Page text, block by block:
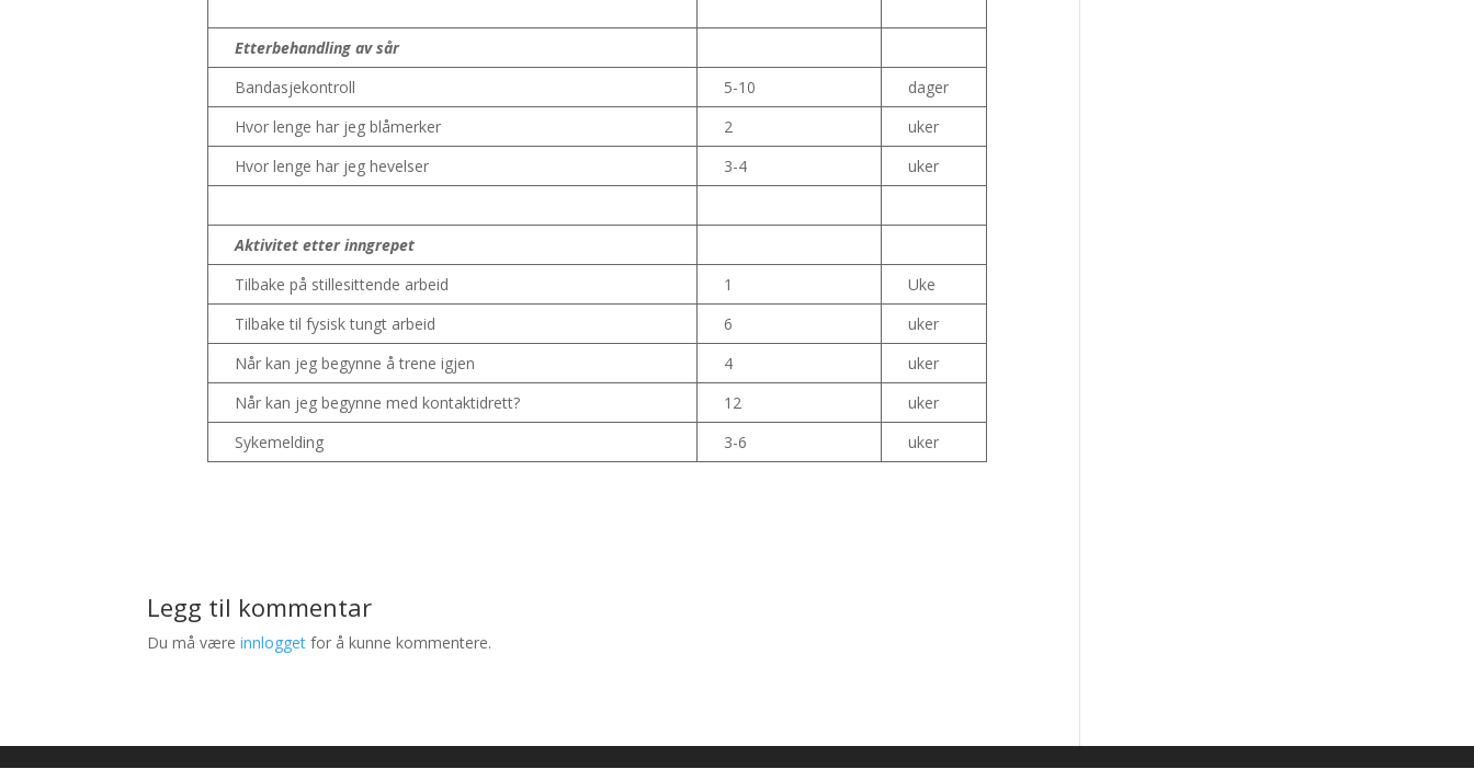
Etterbehandling av sår
Bandasjekontroll
5-10
dager
Hvor lenge har jeg blåmerker
2
uker
Hvor lenge har jeg hevelser
3-4 uker
Aktivitet etter inngrepet
Tilbake på stillesittende arbeid
1
Uke
Tilbake til fysisk tungt arbeid
6
uker
Når kan jeg begynne å trene igjen
4
uker
Når kan jeg begynne med kontaktidrett?
12
uker
Sykemelding
3-6 uker
Legg til kommentar
Du må væreinnlogget for å kunne kommentere.